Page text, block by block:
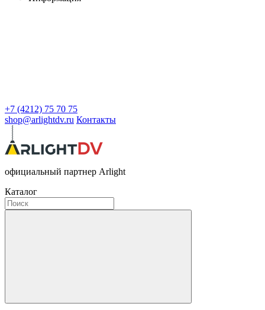
+7 (4212) 75 70 75
shop@arlightdv.ru Контакты
официальный партнер Arlight
Каталог